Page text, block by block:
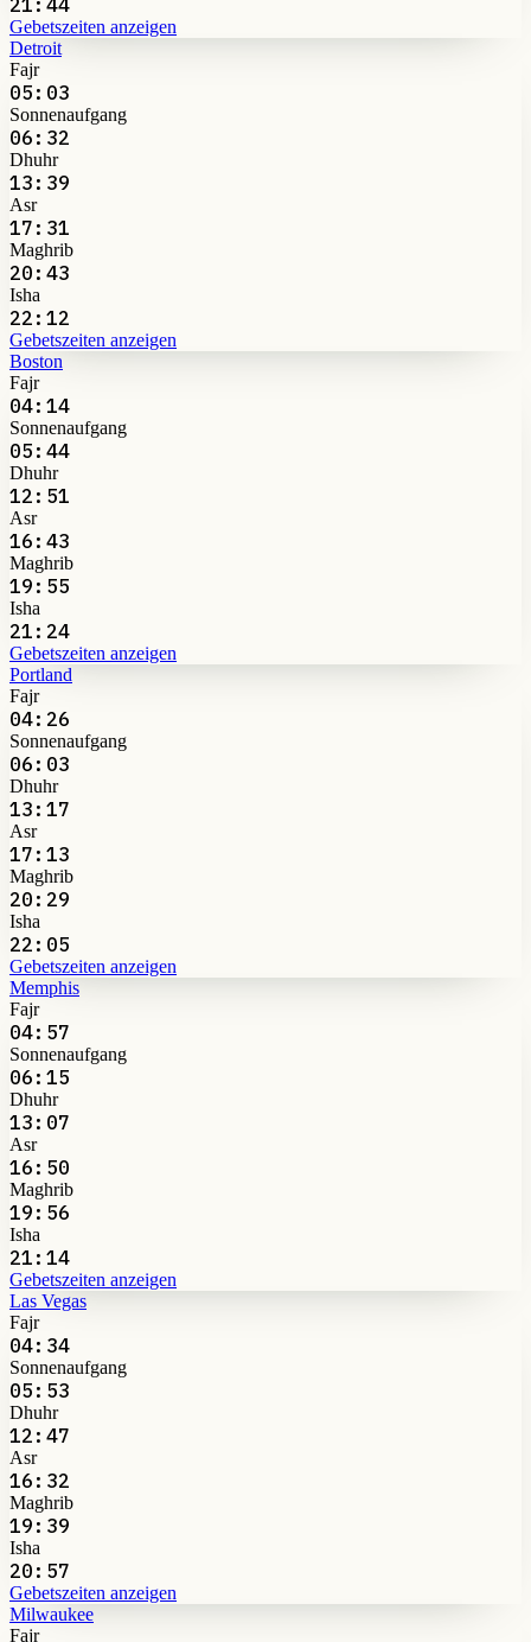
Gebetszeiten anzeigen
Detroit
Fajr
05:03
Sonnenaufgang
06:32
Dhuhr
13:39
Asr
17:31
Maghrib
20:43
Isha
22:12
Gebetszeiten anzeigen
Boston
Fajr
04:14
Sonnenaufgang
05:44
Dhuhr
12:51
Asr
16:43
Maghrib
19:55
Isha
21:24
Gebetszeiten anzeigen
Portland
Fajr
04:26
Sonnenaufgang
06:03
Dhuhr
13:17
Asr
17:13
Maghrib
20:29
Isha
22:05
Gebetszeiten anzeigen
Memphis
Fajr
04:57
Sonnenaufgang
06:15
Dhuhr
13:07
Asr
16:50
Maghrib
19:56
Isha
21:14
Gebetszeiten anzeigen
Las Vegas
Fajr
04:34
Sonnenaufgang
05:53
Dhuhr
12:47
Asr
16:32
Maghrib
19:39
Isha
20:57
Gebetszeiten anzeigen
Milwaukee
Fajr